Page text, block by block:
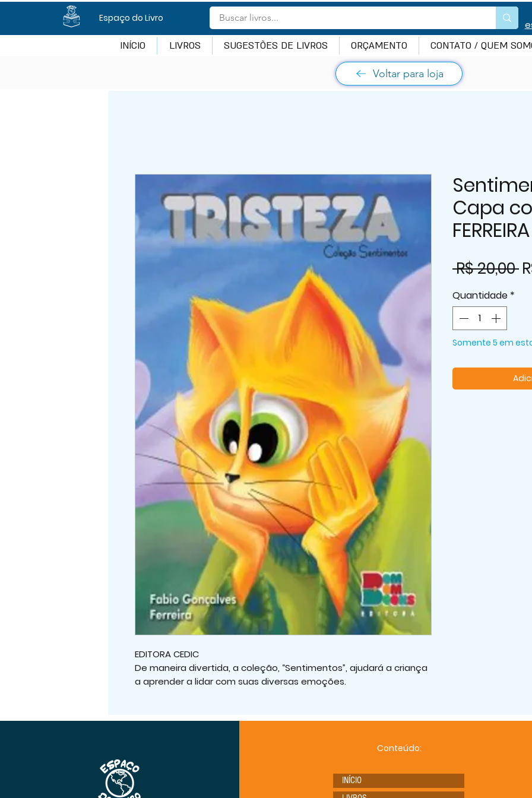
Espaço do Livro
INÍCIO LIVROS SUGESTÕES DE LIVROS ORÇAMENTO CONTATO / QUEM
Voltar para loja
EDITORA CEDIC
De maneira divertida, a coleção, “Sentimentos”, ajudará a criança
a aprender a lidar com suas diversas emoções.
Capa
FERREIRA
R$ 20,00
Quantidade *
Somente 5 em
Conteúdo:
INÍCIO